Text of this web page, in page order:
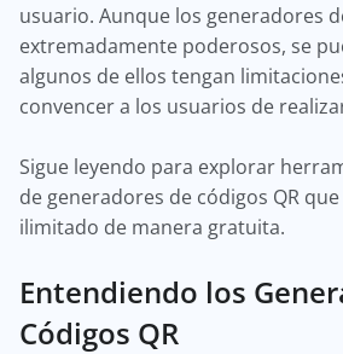
usuario. Aunque los generadores
extremadamente poderosos, se
algunos de ellos tengan
convencer a los usuarios de
Sigue leyendo para explorar
de generadores de códigos QR
ilimitado de manera gratuita.
Entendiendo los
Códigos QR